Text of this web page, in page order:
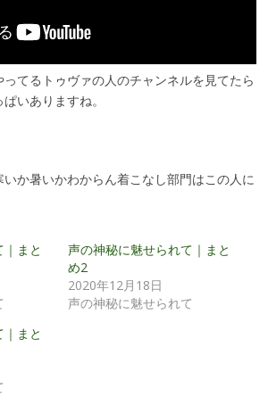
ってるトゥヴァの人のチャンネルを見てたら
いありますね。
か暑いかわからん着こなし部門はこの人に
まと
声の神秘に魅せられて｜まと
め2
2020年12月18日
声の神秘に魅せられて
まと